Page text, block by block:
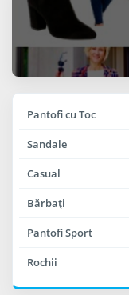
Pantofi cu Toc
Sandale
Casual
Bărbaţi
Pantofi Sport
Rochii